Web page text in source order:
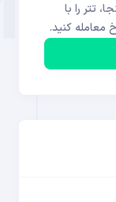
تتر را با
معامله کنید.